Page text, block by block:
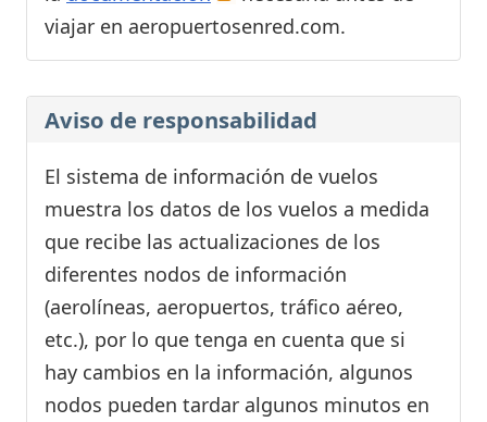
viajar en aeropuertosenred.com.
Aviso de responsabilidad
El sistema de información de vuelos
muestra los datos de los vuelos a medida
que recibe las actualizaciones de los
diferentes nodos de información
(aerolíneas, aeropuertos, tráfico aéreo,
etc.), por lo que tenga en cuenta que si
hay cambios en la información, algunos
nodos pueden tardar algunos minutos en